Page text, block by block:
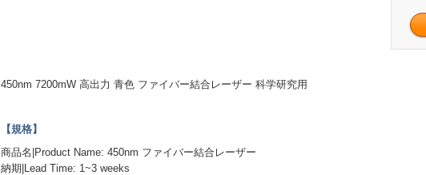
450nm 7200mW 高出力 青色 ファイバー結合レーザー 科学研究用
【規格】
商品名|Product Name: 450nm ファイバー結合レーザー
納期|Lead Time: 1~3 weeks